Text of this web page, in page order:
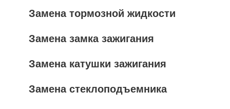
Замена тормозной жидкости
Замена замка зажигания
Замена катушки зажигания
Замена стеклоподъемника